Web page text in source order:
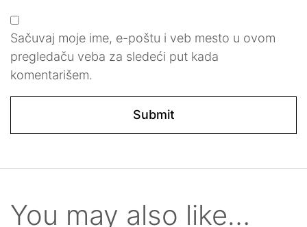
Sačuvaj moje ime, e-poštu i veb mesto u ovom
pregledaču veba za sledeći put kada
komentarišem.
You may also like…